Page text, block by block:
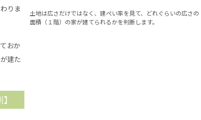
土地は広さだけではなく、建ぺい率を見て、どれぐらいの広さの
面積（１階）の家が建てられるかを判断します。
りま
おか
建た